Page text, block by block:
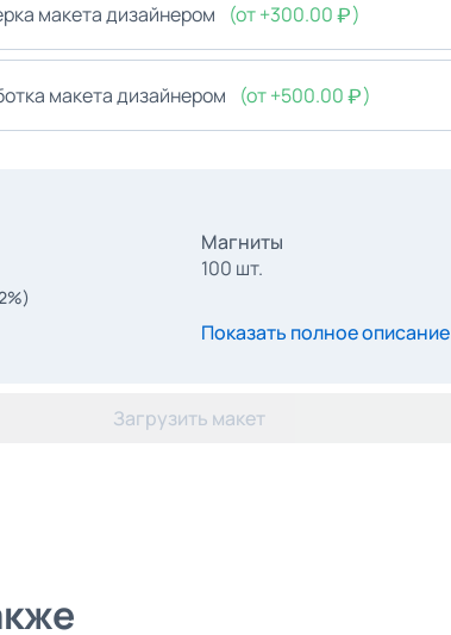
макета дизайнером (от +300.00 )
макета дизайнером (от +500.00 )
Магниты
100 шт.
Показать полное описание
Загрузить макет